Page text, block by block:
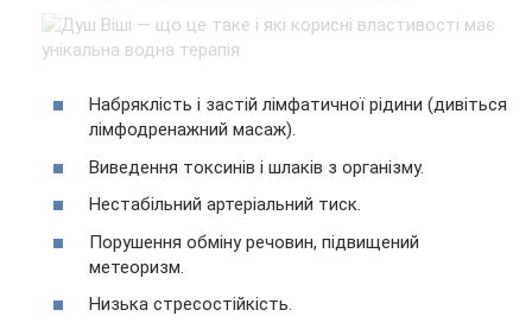
Набряклість і застій лімфатичної рідини (дивіться
лімфодренажний масаж).
Виведення токсинів і шлаків з організму.
Нестабільний артеріальний тиск.
Порушення обміну речовин, підвищений
метеоризм.
Низька стресостійкість.